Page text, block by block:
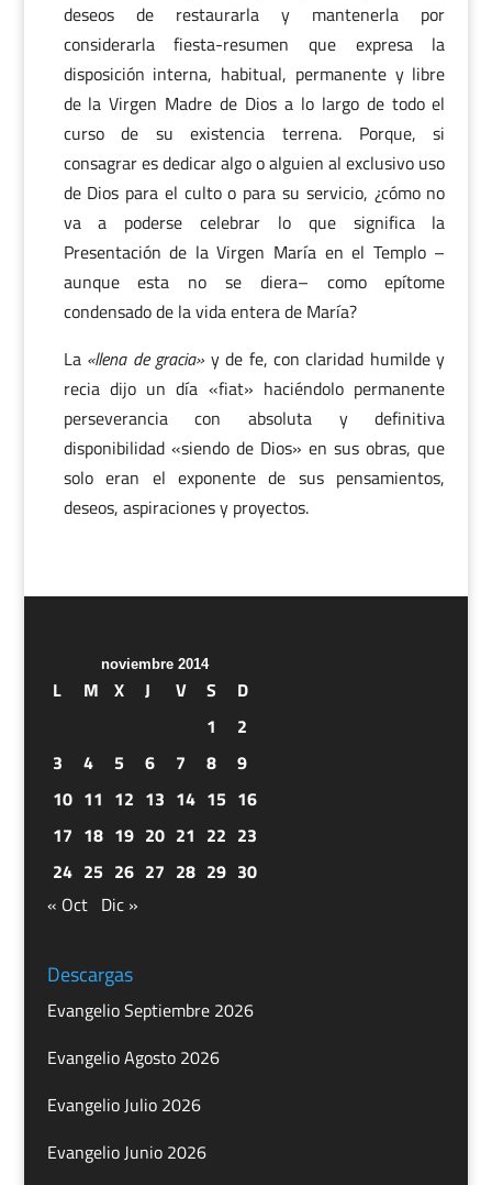
deseos de restaurarla y mantenerla por
considerarla fiesta-resumen que expresa la
disposición interna, habitual, permanente y libre
de la Virgen Madre de Dios a lo largo de todo el
curso de su existencia terrena. Porque, si
consagrar es dedicar algo o alguien al exclusivo uso
de Dios para el culto o para su servicio, ¿cómo no
va a poderse celebrar lo que significa la
Presentación de la Virgen María en el Templo –
aunque esta no se diera– como epítome
condensado de la vida entera de María?
La «llena de gracia» y de fe, con claridad humilde y
recia dijo un día «fiat» haciéndolo permanente
perseverancia con absoluta y definitiva
disponibilidad «siendo de Dios» en sus obras, que
solo eran el exponente de sus pensamientos,
deseos, aspiraciones y proyectos.
noviembre 2014
L M X J V S
D
1
2
3
4 5 6 7 8
9
10 11 12 13 14 15 16
17 18 19 20 21 22 23
24 25 26 27 28 29 30
« Oct Dic »
Descargas
Evangelio Septiembre 2026
Evangelio Agosto 2026
Evangelio Julio 2026
Evangelio Junio 2026